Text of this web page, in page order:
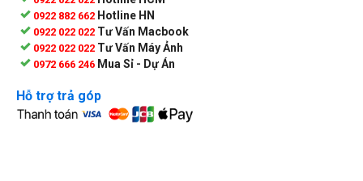
0922 882 662 Hotline HN
0922 022 022 Tư Vấn Macbook
0922 022 022 Tư Vấn Máy Ảnh
0972 666 246 Mua Sỉ - Dự Án
Hỗ trợ trả góp